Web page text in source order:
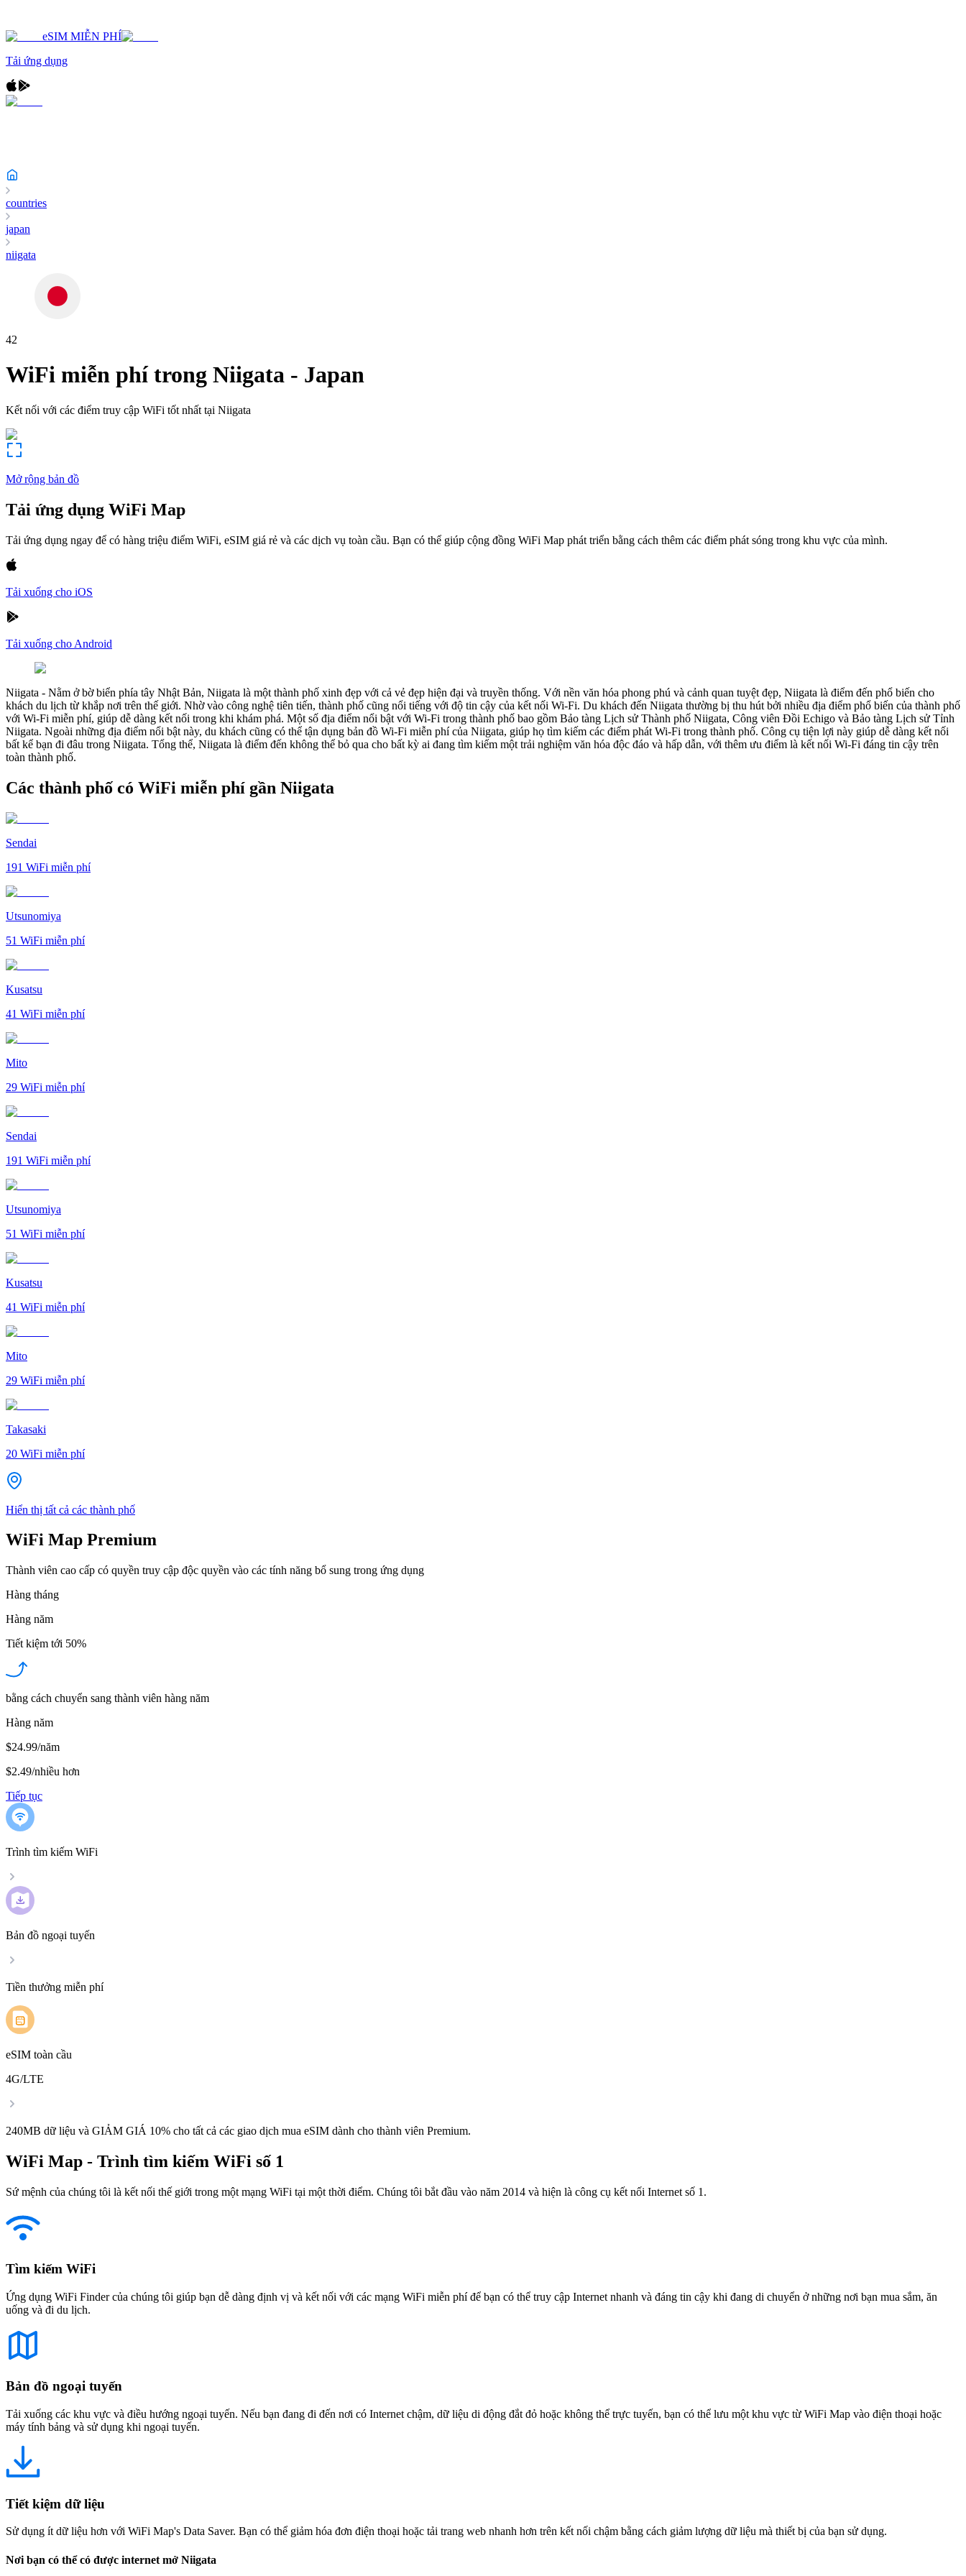
eSIM MIỄN PHÍ
Tải ứng dụng
countries
japan
niigata
42
WiFi miễn phí trong Niigata - Japan
Kết nối với các điểm truy cập WiFi tốt nhất tại Niigata
Mở rộng bản đồ
Tải ứng dụng WiFi Map
Tải ứng dụng ngay để có hàng triệu điểm WiFi, eSIM giá rẻ và các dịch vụ toàn cầu. Bạn có thể giúp cộng đồng WiFi Map phát triển bằng cách thêm các điểm phát sóng trong khu vực của mình.
Tải xuống cho iOS
Tải xuống cho Android
Niigata - Nằm ở bờ biển phía tây Nhật Bản, Niigata là một thành phố xinh đẹp với cả vẻ đẹp hiện đại và truyền thống. Với nền văn hóa phong phú và cảnh quan tuyệt đẹp, Niigata là điểm đến phổ biến cho
khách du lịch từ khắp nơi trên thế giới. Nhờ vào công nghệ tiên tiến, thành phố cũng nổi tiếng với độ tin cậy của kết nối Wi-Fi. Du khách đến Niigata thường bị thu hút bởi nhiều địa điểm phổ biến của thành phố
với Wi-Fi miễn phí, giúp dễ dàng kết nối trong khi khám phá. Một số địa điểm nổi bật với Wi-Fi trong thành phố bao gồm Bảo tàng Lịch sử Thành phố Niigata, Công viên Đồi Echigo và Bảo tàng Lịch sử Tỉnh
Niigata. Ngoài những địa điểm nổi bật này, du khách cũng có thể tận dụng bản đồ Wi-Fi miễn phí của Niigata, giúp họ tìm kiếm các điểm phát Wi-Fi trong thành phố. Công cụ tiện lợi này giúp dễ dàng kết nối
bất kể bạn đi đâu trong Niigata. Tổng thể, Niigata là điểm đến không thể bỏ qua cho bất kỳ ai đang tìm kiếm một trải nghiệm văn hóa độc đáo và hấp dẫn, với thêm ưu điểm là kết nối Wi-Fi đáng tin cậy trên
toàn thành phố.
Các thành phố có WiFi miễn phí gần Niigata
Sendai
191 WiFi miễn phí
Utsunomiya
51 WiFi miễn phí
Kusatsu
41 WiFi miễn phí
Mito
29 WiFi miễn phí
Sendai
191 WiFi miễn phí
Utsunomiya
51 WiFi miễn phí
Kusatsu
41 WiFi miễn phí
Mito
29 WiFi miễn phí
Takasaki
20 WiFi miễn phí
Hiển thị tất cả các thành phố
WiFi Map Premium
Thành viên cao cấp có quyền truy cập độc quyền vào các tính năng bổ sung trong ứng dụng
Hàng tháng
Hàng năm
Tiết kiệm tới 50%
bằng cách chuyển sang thành viên hàng năm
Hàng năm
$24.99/năm
$2.49/nhiều hơn
Tiếp tục
Trình tìm kiếm WiFi
Bản đồ ngoại tuyến
Tiền thưởng miễn phí
eSIM toàn cầu
4G/LTE
240MB dữ liệu và GIẢM GIÁ 10% cho tất cả các giao dịch mua eSIM dành cho thành viên Premium.
WiFi Map - Trình tìm kiếm WiFi số 1
Sứ mệnh của chúng tôi là kết nối thế giới trong một mạng WiFi tại một thời điểm. Chúng tôi bắt đầu vào năm 2014 và hiện là công cụ kết nối Internet số 1.
Tìm kiếm WiFi
Ứng dụng WiFi Finder của chúng tôi giúp bạn dễ dàng định vị và kết nối với các mạng WiFi miễn phí để bạn có thể truy cập Internet nhanh và đáng tin cậy khi đang di chuyển ở những nơi bạn mua sắm, ăn
uống và đi du lịch.
Bản đồ ngoại tuyến
Tải xuống các khu vực và điều hướng ngoại tuyến. Nếu bạn đang đi đến nơi có Internet chậm, dữ liệu di động đắt đỏ hoặc không thể trực tuyến, bạn có thể lưu một khu vực từ WiFi Map vào điện thoại hoặc
máy tính bảng và sử dụng khi ngoại tuyến.
Tiết kiệm dữ liệu
Sử dụng ít dữ liệu hơn với WiFi Map's Data Saver. Bạn có thể giảm hóa đơn điện thoại hoặc tải trang web nhanh hơn trên kết nối chậm bằng cách giảm lượng dữ liệu mà thiết bị của bạn sử dụng.
Nơi bạn có thể có được internet mở Niigata